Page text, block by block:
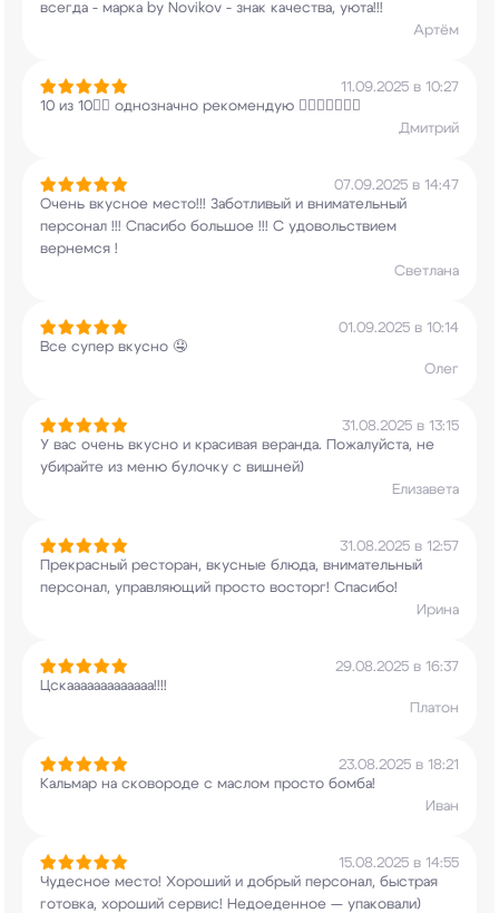
всегда - марка by Novikov - знак качества, уюта!!!
Артём
11.09.2025 в 10:27
10 из 10👍🏻 однозначно рекомендую 👍🏻👍🏻👍🏻😋
Дмитрий
07.09.2025 в 14:47
Очень вкусное место!!! Заботливый и внимательный
персонал !!! Спасибо большое !!! С удовольствием
вернемся !
Светлана
01.09.2025 в 10:14
Все супер вкусно 🤤
Олег
31.08.2025 в 13:15
У вас очень вкусно и красивая веранда. Пожалуйста, не
убирайте из меню булочку с вишней)
Елизавета
31.08.2025 в 12:57
Прекрасный ресторан, вкусные блюда, внимательный
персонал, управляющий просто восторг! Спасибо!
Ирина
29.08.2025 в 16:37
Цскааааааааааааа!!!!
Платон
23.08.2025 в 18:21
Кальмар на сковороде с маслом просто бомба!
Иван
15.08.2025 в 14:55
Чудесное место! Хороший и добрый персонал, быстрая
готовка, хороший сервис! Недоеденное — упаковали)